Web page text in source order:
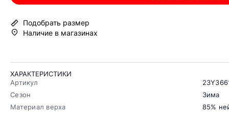
Подобрать размер
Наличие в магазинах
ХАРАКТЕРИСТИКИ
Артикул
Сезон
Зима
Материал верха
85%